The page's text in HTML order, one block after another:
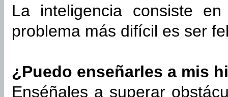
La inteligencia consiste
problema más difícil es ser
¿Puedo enseñarles a mis
Enséñales a superar